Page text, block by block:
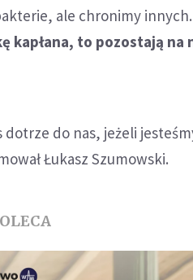
ale chronimy
kapłana, to pozostają na
do nas, jeżeli
Łukasz Szumowski.